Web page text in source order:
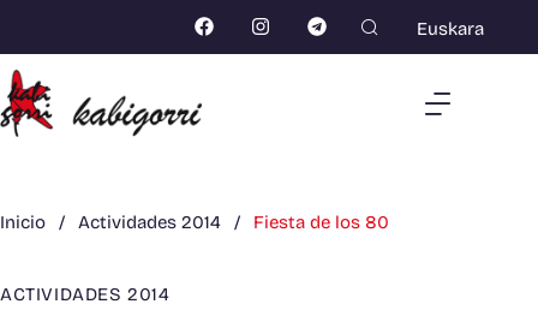
Euskara
Inicio / Actividades 2014 / Fiesta de los 80
ACTIVIDADES 2014